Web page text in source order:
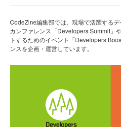
CodeZine編集部では、現場で活躍する
カンファレンス「Developers Summit」
トするためのイベント「Developers
ンスを企画・運営しています。